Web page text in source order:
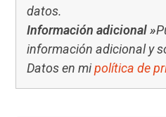
datos.
Información adicional »
información adicional y
Datos en mipolítica de